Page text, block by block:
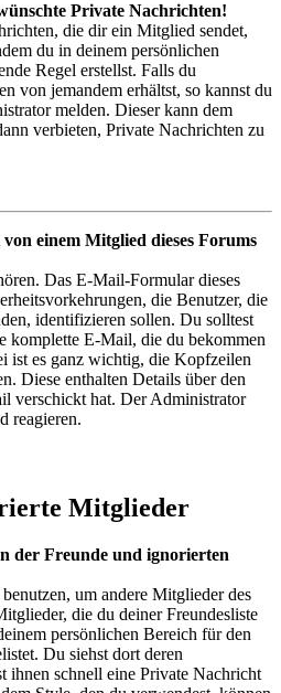
Private Nachrichten!
die dir ein Mitglied sendet,
du in deinem persönlichen
Regel erstellst. Falls du
von jemandem erhältst, so kannst du
melden. Dieser kann dem
verbieten, Private Nachrichten zu
einem Mitglied dieses Forums
Das E-Mail-Formular dieses
die Benutzer, die
identifizieren sollen. Du solltest
komplette E-Mail, die du bekommen
ist es ganz wichtig, die Kopfzeilen
Diese enthalten Details über den
verschickt hat. Der Administrator
reagieren.
Mitglieder
der Freunde und ignorierten
um andere Mitglieder des
die du deiner Freundesliste
persönlichen Bereich für den
Du siehst dort deren
ihnen schnell eine Private Nachricht